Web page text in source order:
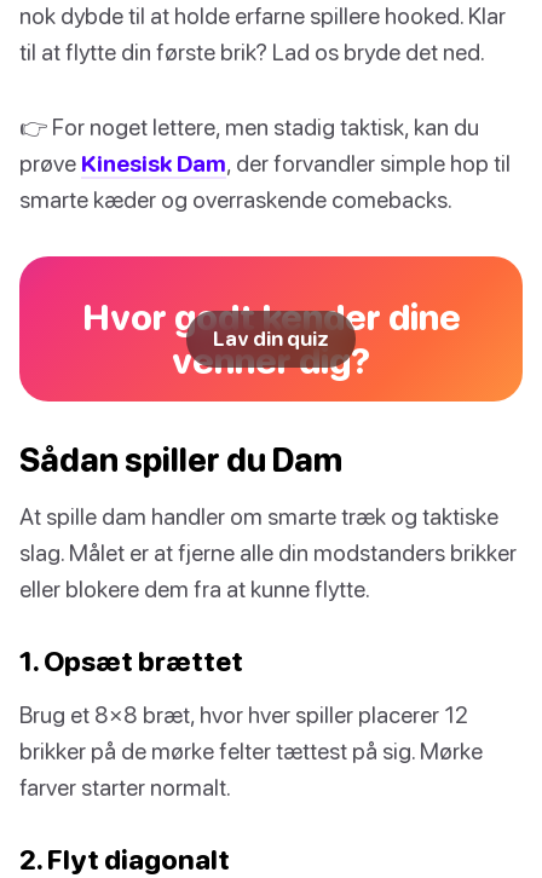
nok dybde til at holde erfarne spillere hooked. Klar
til at flytte din første brik? Lad os bryde det ned.
👉 For noget lettere, men stadig taktisk, kan du
prøve Kinesisk Dam, der forvandler simple hop til
smarte kæder og overraskende comebacks.
Hvor godt kender dine
venner dig?
Lav din quiz
Sådan spiller du Dam
At spille dam handler om smarte træk og taktiske
slag. Målet er at fjerne alle din modstanders brikker
eller blokere dem fra at kunne flytte.
1. Opsæt brættet
Brug et 8×8 bræt, hvor hver spiller placerer 12
brikker på de mørke felter tættest på sig. Mørke
farver starter normalt.
2. Flyt diagonalt